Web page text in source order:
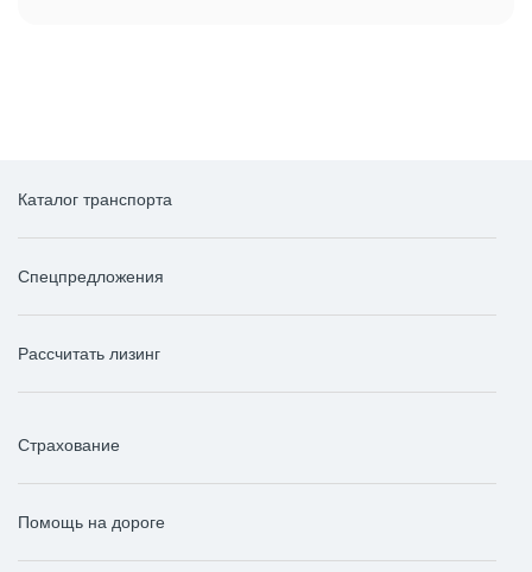
Каталог транспорта
Спецпредложения
Рассчитать лизинг
Страхование
Помощь на дороге